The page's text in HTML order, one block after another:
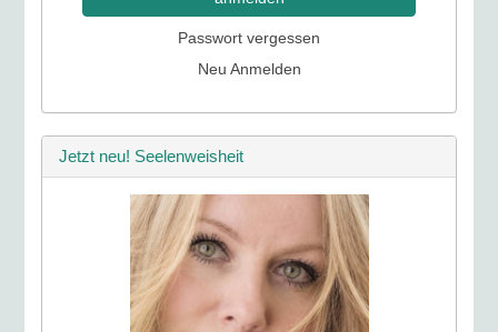
Passwort vergessen
Neu Anmelden
Jetzt neu! Seelenweisheit